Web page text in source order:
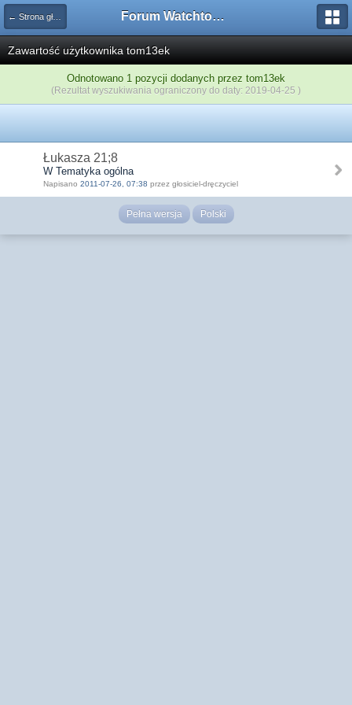
← Strona główna Forum Watchtower
Zawartość użytkownika tom13ek
Odnotowano 1 pozycji dodanych przez tom13ek
(Rezultat wyszukiwania ograniczony do daty: 2019-04-25 )
Łukasza 21;8
W Tematyka ogólna
Napisano 2011-07-26, 07:38 przez głosiciel-dręczyciel
Pełna wersja Polski